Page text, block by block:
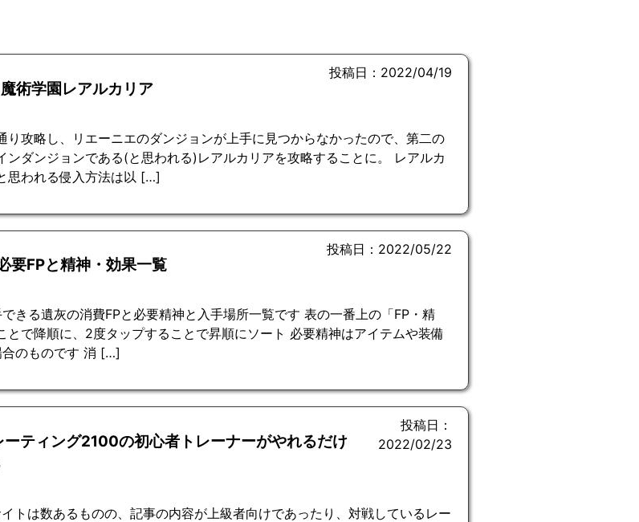
学園レアルカリア
投稿日：2022/04/19
り攻略し、リエーニエのダンジョンが上手に見つからなかったので、第二の
ンダンジョンである(と思われる)レアルカリアを攻略することに。 レアルカ
思われる侵入方法は以 […]
要FPと精神・効果一覧
投稿日：2022/05/22
きる遺灰の消費FPと必要精神と入手場所一覧です 表の一番上の「FP・精
とで降順に、2度タップすることで昇順にソート 必要精神はアイテムや装備
合のものです 消 […]
ーティング2100の初心者トレーナーがやれるだけ
投稿日：
2022/02/23
トは数あるものの、記事の内容が上級者向けであったり、対戦しているレー